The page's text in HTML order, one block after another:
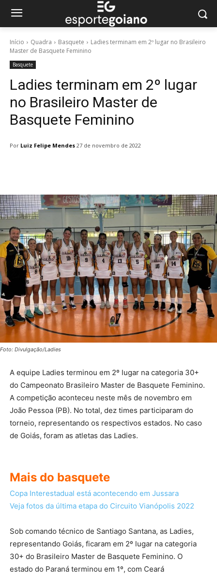
Início Quadra Basquete
Ladies terminam em 2º lugar no Brasileiro
Master de Basquete Feminino
Basquete
Ladies terminam em 2º lugar
no Brasileiro Master de
Basquete Feminino
Por Luiz Felipe Mendes 27 de novembro de 2022
Foto: Divulgação/Ladies
A equipe Ladies terminou em 2º lugar na categoria 30+
do Campeonato Brasileiro Master de Basquete Feminino.
A competição aconteceu neste mês de novembro em
João Pessoa (PB). No total, dez times participaram do
torneio, representando os respectivos estados. No caso
de Goiás, foram as atletas das Ladies.
Mais do basquete
Copa Interestadual está acontecendo em Jussara
Veja fotos da última etapa do Circuito Vianópolis 2022
Sob comando técnico de Santiago Santana, as Ladies,
representando Goiás, ficaram em 2º lugar na categoria
30+ do Brasileiro Master de Basquete Feminino. O
estado do Paraná terminou em 1º, com Ceará